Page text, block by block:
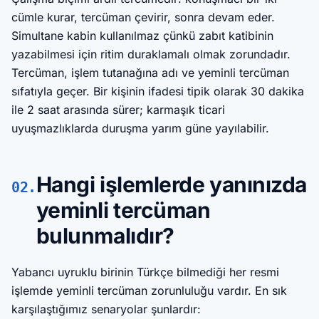
cümle kurar, tercüman çevirir, sonra devam eder.
Simultane kabin kullanılmaz çünkü zabıt katibinin
yazabilmesi için ritim duraklamalı olmak zorundadır.
Tercüman, işlem tutanağına adı ve yeminli tercüman
sıfatıyla geçer. Bir kişinin ifadesi tipik olarak 30 dakika
ile 2 saat arasında sürer; karmaşık ticari
uyuşmazlıklarda duruşma yarım güne yayılabilir.
02. Hangi işlemlerde yanınızda
yeminli tercüman
bulunmalıdır?
Yabancı uyruklu birinin Türkçe bilmediği her resmi
işlemde yeminli tercüman zorunluluğu vardır. En sık
karşılaştığımız senaryolar şunlardır: